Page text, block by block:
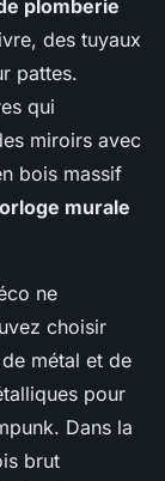
plomberie
des tuyaux
pattes.
qui
miroirs avec
bois massif
murale
ne
choisir
métal et de
pour
Dans la
brut